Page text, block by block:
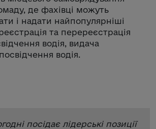
де фахівці можуть
і надати найпопулярніші
та перереєстрація
водія, видача
водія.
посідає лідерські позиції